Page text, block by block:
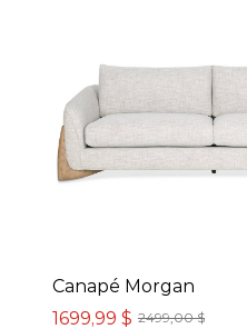
499 $-6 797 $
Berg (7)
Canapé Morgan
2499,00 $
1699,99 $